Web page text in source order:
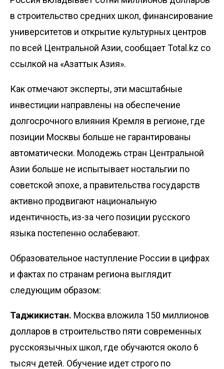
в строительство средних школ, финансирование
университетов и открытие культурных центров
по всей Центральной Азии, сообщает Total.kz со
ссылкой на «Азаттык Азия».
Как отмечают эксперты, эти масштабные
инвестиции направлены на обеспечение
долгосрочного влияния Кремля в регионе, где
позиции Москвы больше не гарантированы
автоматически. Молодежь стран Центральной
Азии больше не испытывает ностальгии по
советской эпохе, а правительства государств
активно продвигают национальную
идентичность, из-за чего позиции русского
языка постепенно ослабевают.
Образовательное наступление России в цифрах
и фактах по странам региона выглядит
следующим образом:
Таджикистан. Москва вложила 150 миллионов
долларов в строительство пяти современных
русскоязычных школ, где обучаются около 6
тысяч детей. Обучение идет строго по